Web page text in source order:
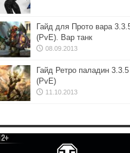
Гайд для Прото вара
(PvE). Вар танк
08.09.2013
Гайд Ретро паладин
(PvE)
11.10.2013